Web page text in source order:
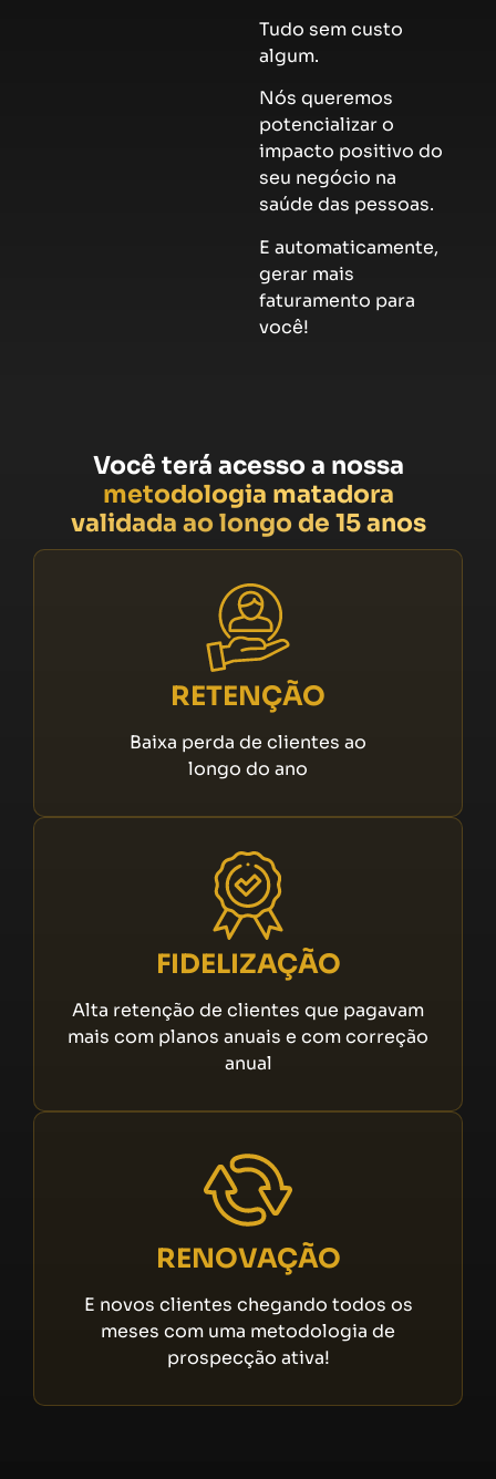
Tudo sem custo
algum.
Nós queremos
potencializar o
impacto positivo do
seu negócio na
saúde das pessoas.
E automaticamente,
gerar mais
faturamento para
você!
Você terá acesso a nossa
metodologia matadora
validada ao longo de 15 anos
RETENÇÃO
Baixa perda de clientes ao
longo do ano
FIDELIZAÇÃO
Alta retenção de clientes que pagavam
mais com planos anuais e com correção
anual
RENOVAÇÃO
E novos clientes chegando todos os
meses com uma metodologia de
prospecção ativa!